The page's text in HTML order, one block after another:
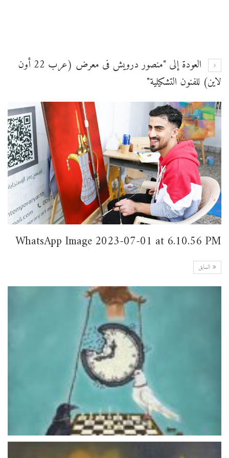
العودة إلى "منصور درويش فى معرض (عرب 22 أون
لاين) للفنون التشكيلية"
WhatsApp Image 2023-07-01 at 6.10.56 PM
السابق